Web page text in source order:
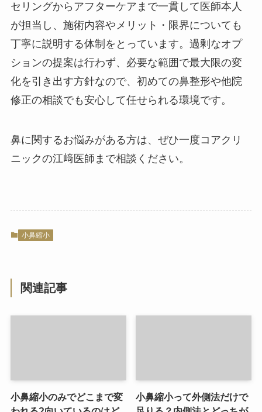
セリングからアフターケアまで一貫して医師本人
が担当し、施術内容やメリット・限界についても
丁寧に説明する体制をとっています。過剰なオプ
ションの提案は行わず、必要な範囲で最大限の変
化を引き出す方針なので、初めての鼻整形や他院
修正の相談でも安心して任せられる環境です。
鼻に関するお悩みがある方は、ぜひ一度コアクリ
ニックの江﨑医師まで相談ください。
小鼻縮小
関連記事
小鼻縮小のみでどこまで変
小鼻縮小って外側法だけで